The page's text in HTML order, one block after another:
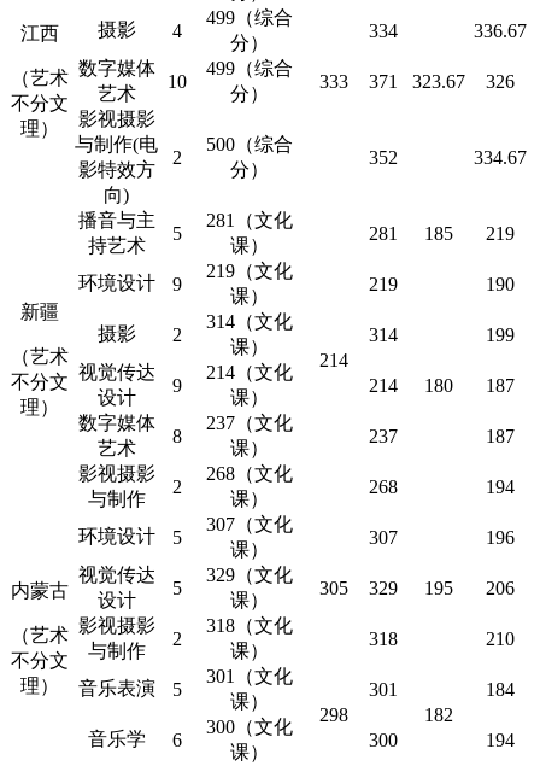
江西
（艺术
不分文
理）
333 323.67
摄影 4
499（综合
分）
334
336.67
数字媒体
艺术
10
499（综合
分）
371
326
影视摄影
与制作(电
影特效方
向)
2
500（综合
分）
352 334.67
新疆
（艺术
不分文
理）
播音与主
持艺术
5
281（文化
课）
214
281 185 219
环境设计 9
219（文化
课）
219
180
190
摄影 2
314（文化
课）
314
199
视觉传达
设计
9
214（文化
课）
214
187
数字媒体
艺术
8
237（文化
课）
237
187
影视摄影
与制作
2
268（文化
课）
268 194
内蒙古
（艺术
不分文
理）
环境设计 5
307（文化
课）
305
307
195
196
视觉传达
设计
5
329（文化
课）
329
206
影视摄影
与制作
2
318（文化
课）
318 210
音乐表演 5
301（文化
课）
298
301
182
184
音乐学 6
300（文化
课）
300 194